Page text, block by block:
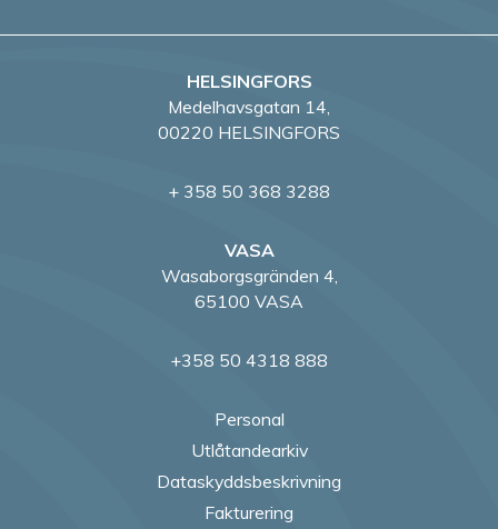
HELSINGFORS
Medelhavsgatan 14,
00220 HELSINGFORS
+ 358 50 368 3288
VASA
Wasaborgsgränden 4,
65100 VASA
+358 50 4318 888
Personal
Utlåtandearkiv
Dataskyddsbeskrivning
Fakturering